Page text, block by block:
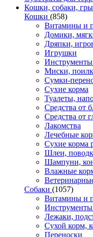
Кошки, собаки,
Кошки (858)
Витамины и
Домики,
Дряпки,
Игрушки
Инструменты
Миски,
Сумки-
Сухие корма
Туалеты,
Средства от
Средства от
Лакомства
Лечебные
Сухие корма
Шлеи,
Шампуни,
Влажные
Собаки (1057)
Витамины и
Инструменты
Лежаки,
Сухой корм,
Переноски